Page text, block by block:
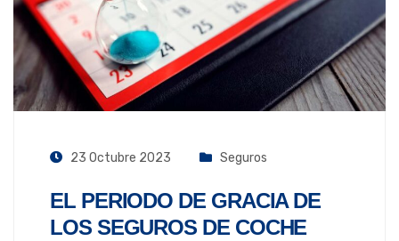
23 Octubre 2023 Seguros
EL PERIODO DE GRACIA DE
LOS SEGUROS DE COCHE